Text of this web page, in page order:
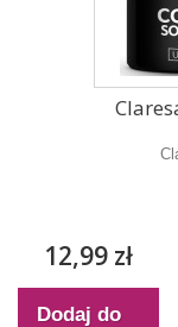
12,99 zł
Dodaj do